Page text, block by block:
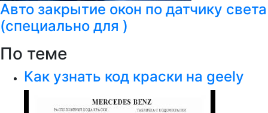
Авто закрытие окон по датчику света
(специально для )
По теме
Как узнать код краски на geely